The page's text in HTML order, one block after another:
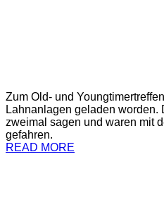
Zum Old- und
Lahnanlagen geladen
zweimal sagen und waren mit
gefahren.
READ MORE